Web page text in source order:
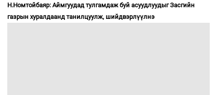
Н.Номтойбаяр: Аймгуудад тулгамдаж буй асуудлуудыг Засгийн
газрын хуралдаанд танилцуулж, шийдвэрлүүлнэ